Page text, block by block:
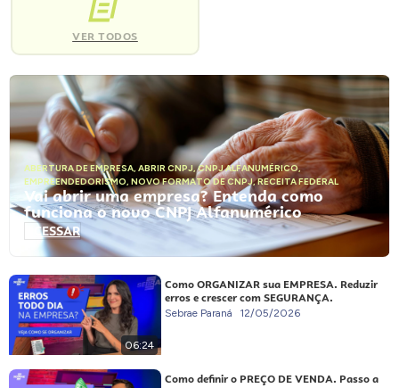
VER TODOS
ABERTURA DE EMPRESA, ABRIR CNPJ,CNPJ ALFANUMÉRICO,
EMPREENDEDORISMO, NOVO FORMATO DE CNPJ,RECEITA FEDERAL
Vai abrir uma empresa? Entenda como
funciona o novo CNPJ Alfanumérico
ACESSAR
06:24
Como ORGANIZAR sua EMPRESA. Reduzir
erros e crescer com SEGURANÇA.
Sebrae Paraná 12/05/2026
Como definir o PREÇO DE VENDA. Passo a